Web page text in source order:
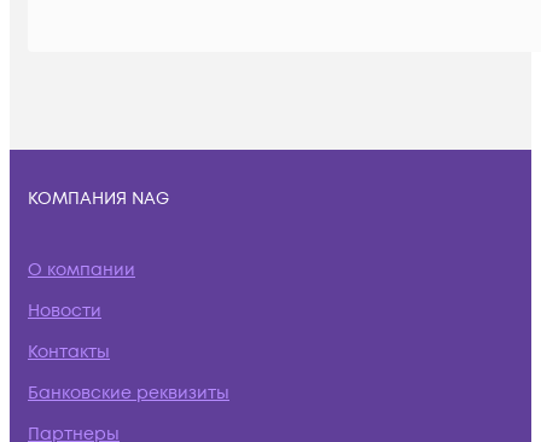
КОМПАНИЯ NAG
О компании
Новости
Контакты
Банковские реквизиты
Партнеры